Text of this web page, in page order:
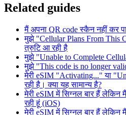
Related guides
मैं अपना QR code स्कैन नहीं कर
मुझे "Cellular Plans From This
त्रुटि आ रही है
मुझे "Unable to Complete
मुझे "This code is no longer
मेरी eSIM "Activating..." या
रही है। क्या यह सामान्य है?
मेरी eSIM में सिग्नल बार हैं लेकिन
रही हूं (iOS)
मेरी eSIM में सिग्नल बार हैं लेकिन